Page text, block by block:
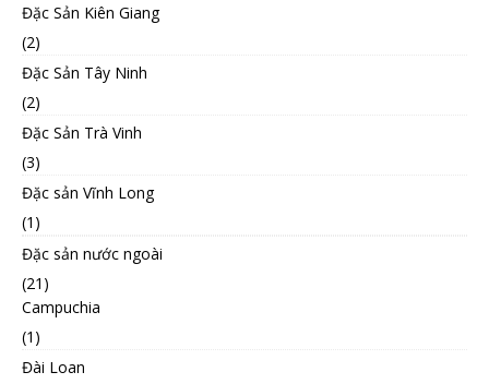
Đặc Sản Kiên Giang
(2)
Đặc Sản Tây Ninh
(2)
Đặc Sản Trà Vinh
(3)
Đặc sản Vĩnh Long
(1)
Đặc sản nước ngoài
(21)
Campuchia
(1)
Đài Loan